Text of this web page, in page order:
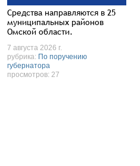
Средства направляются в 25
муниципальных районов
Омской области.
7 августа 2026 г.
рубрика: По поручению
губернатора
просмотров: 27